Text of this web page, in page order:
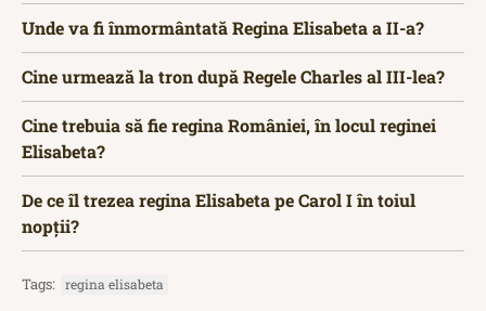
Unde va fi înmormântată Regina Elisabeta a II-a?
Cine urmează la tron după Regele Charles al III-lea?
Cine trebuia să fie regina României, în locul reginei
Elisabeta?
De ce îl trezea regina Elisabeta pe Carol I în toiul
nopții?
Tags: regina elisabeta